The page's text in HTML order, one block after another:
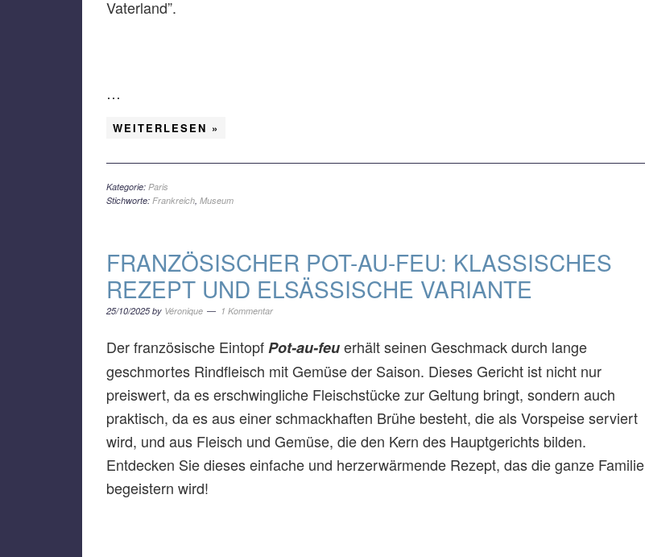
Vaterland”.
…
WEITERLESEN »
Kategorie: Paris
Stichworte: Frankreich, Museum
FRANZÖSISCHER POT-AU-FEU: KLASSISCHES
REZEPT UND ELSÄSSISCHE VARIANTE
25/10/2025by Véronique 1 Kommentar
Der französische EintopfPot-au-feuerhält seinen Geschmack durch lange
geschmortes Rindfleisch mit Gemüse der Saison. Dieses Gericht ist nicht nur
preiswert, da es erschwingliche Fleischstücke zur Geltung bringt, sondern auch
praktisch, da es aus einer schmackhaften Brühe besteht, die als Vorspeise serviert
wird, und aus Fleisch und Gemüse, die den Kern des Hauptgerichts bilden.
Entdecken Sie dieses einfache und herzerwärmende Rezept, das die ganze Familie
begeistern wird!